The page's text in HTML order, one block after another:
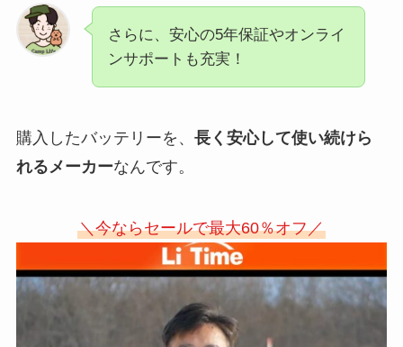
さらに、安心の5年保証やオンライ
ンサポートも充実！
購入したバッテリーを、 長く安心して使い続けら
れるメーカーなんです。
＼今ならセールで最大60％オフ／